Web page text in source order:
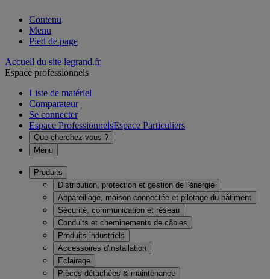
Contenu
Menu
Pied de page
Accueil du site legrand.fr
Espace professionnels
Liste de matériel
Comparateur
Se connecter
Espace ProfessionnelsEspace Particuliers
Que cherchez-vous ?
Menu
Produits
Distribution, protection et gestion de l'énergie
Appareillage, maison connectée et pilotage du bâtiment
Sécurité, communication et réseau
Conduits et cheminements de câbles
Produits industriels
Accessoires d'installation
Eclairage
Pièces détachées & maintenance